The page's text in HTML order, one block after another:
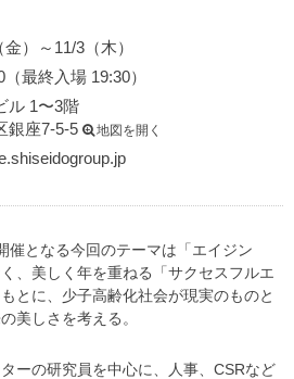
）～11/3（木）
最終入場 19:30）
ル 1〜3階
銀座7-5-5
地図を開く
催となる今回のテーマは「エイジン
、美しく年を重ねる「サクセスフルエ
とに、少子高齢化社会が現実のものと
美しさを考える。
ーの研究員を中心に、人事、CSRなど